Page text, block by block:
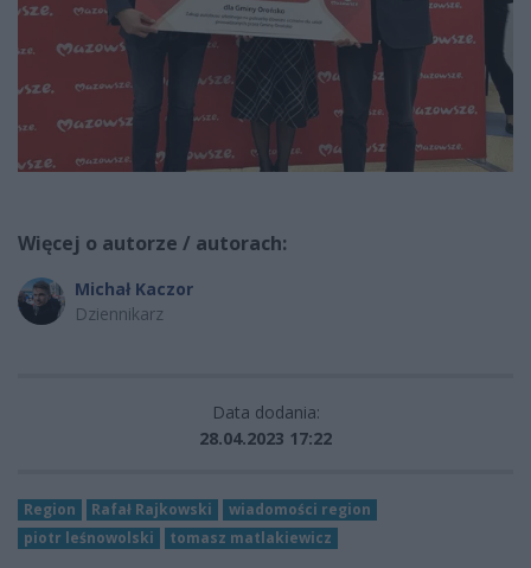
Więcej o autorze / autorach:
Michał Kaczor
Dziennikarz
Data dodania:
28.04.2023 17:22
Region Rafał Rajkowski
wiadomości region
piotr leśnowolski
tomasz matlakiewicz